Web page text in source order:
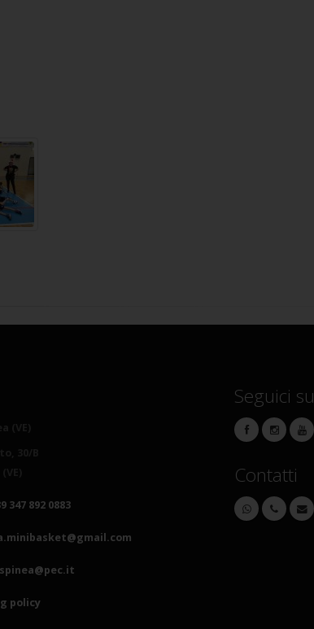
347 892 0883
policy
Seguici su
Contatti